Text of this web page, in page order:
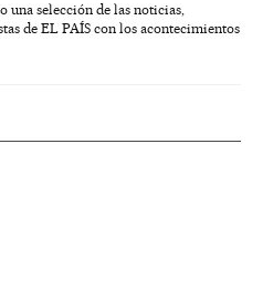
una selección de las noticias,
de EL PAÍS con los acontecimientos